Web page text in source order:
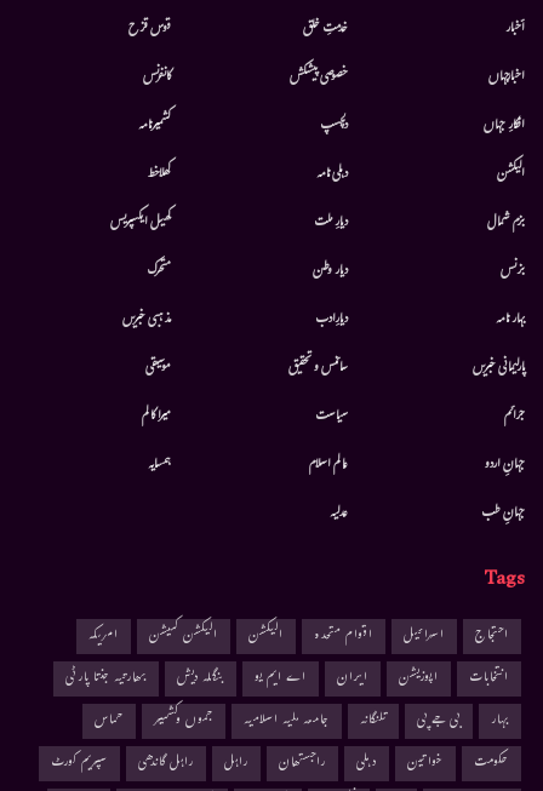
أخبار
اخبارجہاں
افکارِ جہاں
الیکشن
بزم شمال
بزنس
بہار نامہ
پارلیمانی خبریں
جرائم
جہانِ اردو
جہانِ طب
خدمتِ خلق
خصوصی پیشکش
دلچسپ
دہلی نامہ
دیارِ ملت
دیار وطن
دیارِادب
سائنس و تحقیق
سیاست
عالم اسلام
عدلیہ
قوس قزح
کانفرنس
کشمیرنامہ
کھلاخط
کھیل ایکسپریس
متحرك
مذہبی خبریں
موسيقى
میرا کالم
ہمسایہ
Tags
احتجاج اسرائیل اقوام متحدہ الیکشن الیکشن کمیشن
امریکہ
انتخابات
اپوزیشن ایران اے ایم یو بنگلہ دیش
بھارتیہ جنتا پارٹی
بہار
بی جے پی تلنگانہ جامعہ ملیہ اسلامیہ جموں وکشمیر
حماس
حکومت
خواتین دہلی راجستھان راہل راہل گاندھی
سپریم کورٹ